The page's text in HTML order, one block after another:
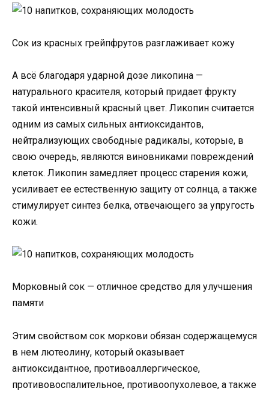
Сок из красных грейпфрутов разглаживает кожу
А всё благодаря ударной дозе ликопина —
натурального красителя, который придает фрукту
такой интенсивный красный цвет. Ликопин считается
одним из самых сильных антиоксидантов,
нейтрализующих свободные радикалы, которые, в
свою очередь, являются виновниками повреждений
клеток. Ликопин замедляет процесс старения кожи,
усиливает ее естественную защиту от солнца, а также
стимулирует синтез белка, отвечающего за упругость
кожи.
Морковный сок — отличное средство для улучшения
памяти
Этим свойством сок моркови обязан содержащемуся
в нем лютеолину, который оказывает
антиоксидантное, противоаллергическое,
противовоспалительное, противоопухолевое, а также